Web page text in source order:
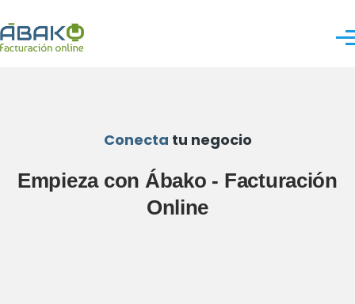
Conecta tu negocio
Empieza con Ábako - Facturación
Online